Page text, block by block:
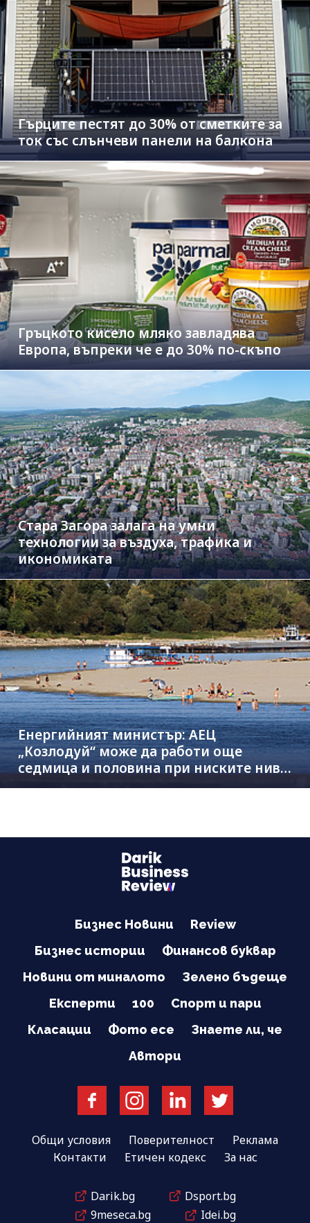
Гърците пестят до 30% от сметките за
ток със слънчеви панели на балкона
Гръцкото кисело мляко завладява
Европа, въпреки че е до 30% по-скъпо
Стара Загора залага на умни
технологии за въздуха, трафика и
икономиката
Енергийният министър: АЕЦ
„Козлодуй“ може да работи още
седмица и половина при ниските нива
на Дунав
Бизнес Новини
Review
Бизнес истории
Финансов буквар
Новини от миналото
Зелено бъдеще
Експерти
100
Спорт и пари
Класации
Фото есе
Знаете ли, че
Автори
Общи условия Поверителност
Реклама
Контакти
Етичен кодекс За нас
Darik.bg
Dsport.bg
9meseca.bg
Idei.bg